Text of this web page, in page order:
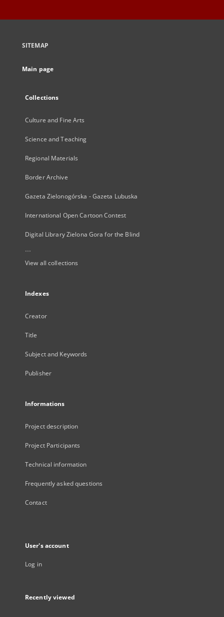
SITEMAP
Main page
Collections
Culture and Fine Arts
Science and Teaching
Regional Materials
Border Archive
Gazeta Zielonogórska - Gazeta Lubuska
International Open Cartoon Contest
Digital Library Zielona Gora for the Blind
...
View all collections
Indexes
Creator
Title
Subject and Keywords
Publisher
Informations
Project description
Project Participants
Technical information
Frequently asked questions
Contact
User's account
Log in
Recently viewed